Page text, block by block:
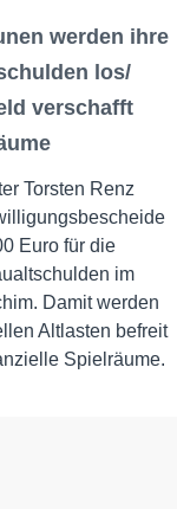
werden ihre
los/
verschafft
Torsten Renz
Euro für die
im
Damit werden
Altlasten befreit
Spielräume.